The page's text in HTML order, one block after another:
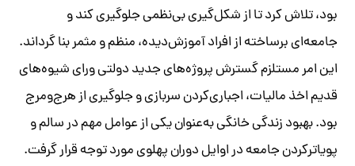
بود، تلاش کرد تا از شکل‌گیری بی‌نظمی جلوگیری کند و
جامعه‌ای برساخته از افراد آموزش‌دیده، منظم و مثمر بنا گرداند.
این امر مستلزم گسترش پروژه‌های جدید دولتی ورای شیوه‌های
قدیم اخذ مالیات، اجباری‌کردن سربازی و جلوگیری از هرج‌و‌مرج
بود. بهبود زندگی خانگی به‌عنوان یکی از عوامل مهم در سالم و
پویاترکردن جامعه در اوایل دوران پهلوی مورد توجه قرار گرفت.